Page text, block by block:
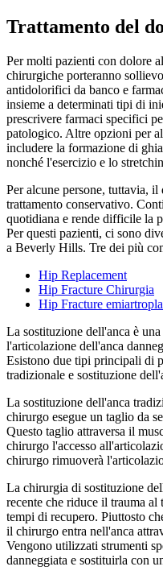
Trattamento del
Per molti pazienti con dolore
chirurgiche porteranno
antidolorifici da banco e
insieme a determinati tipi di
prescrivere farmaci specifici
patologico. Altre opzioni per
includere la formazione di
nonché l'esercizio e lo
Per alcune persone, tuttavia,
trattamento conservativo.
quotidiana e rende difficile la
Per questi pazienti, ci sono
a Beverly Hills. Tre dei più
Hip Replacement
Hip Fracture Chirurgia
Hip Fracture
La sostituzione dell'anca è
l'articolazione dell'anca
Esistono due tipi principali di
tradizionale e sostituzione
La sostituzione dell'anca
chirurgo esegue un taglio da
Questo taglio attraversa il
chirurgo l'accesso
chirurgo rimuoverà
La chirurgia di sostituzione
recente che riduce il trauma al
tempi di recupero. Piuttosto
il chirurgo entra nell'anca
Vengono utilizzati strumenti
danneggiata e sostituirla con